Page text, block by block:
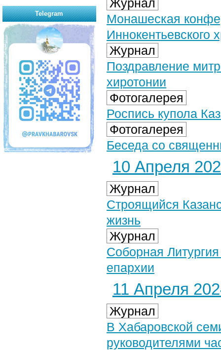
Журнал
Монашеская
Иннокентьевского
Журнал
Поздравление
хиротонии
Фотогалерея
Роспись купола
Фотогалерея
Беседа со
10 Апреля
Журнал
Строящийся
жизнь
Журнал
Соборная
епархии
11 Апреля
Журнал
В Хабаровской
руководителями
Telegram